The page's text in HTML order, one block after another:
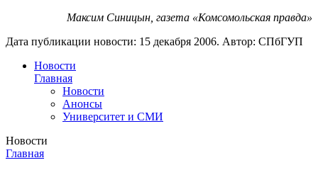
Максим Синицын, газета «Комсомольская правда»
Дата публикации новости: 15 декабря 2006. Автор: СПбГУП
Новости
Главная
Новости
Анонсы
Университет и СМИ
Новости
Главная